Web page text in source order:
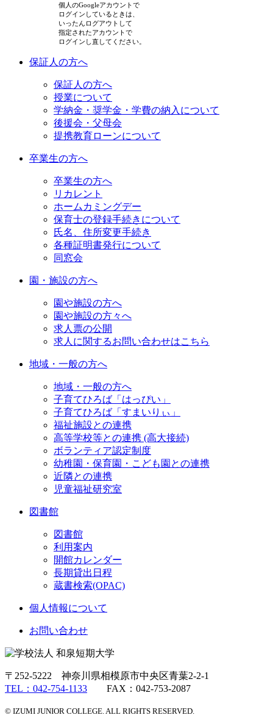
個人のGoogleアカウントで
ログインしているときは、
いったんログアウトして
指定されたアカウントで
ログインし直してください。
保証人の方へ
保証人の方へ
授業について
学納金・奨学金・学費の納入について
後援会・父母会
提携教育ローンについて
卒業生の方へ
卒業生の方へ
リカレント
ホームカミングデー
保育士の登録手続きについて
氏名、住所変更手続き
各種証明書発行について
同窓会
園・施設の方へ
園や施設の方へ
園や施設の方々へ
求人票の公開
求人に関するお問い合わせはこちら
地域・一般の方へ
地域・一般の方へ
子育てひろば「はっぴい」
子育てひろば「すまいりぃ」
福祉施設との連携
高等学校等との連携 (高大接続)
ボランティア認定制度
幼稚園・保育園・こども園との連携
近隣との連携
児童福祉研究室
図書館
図書館
利用案内
開館カレンダー
長期貸出日程
蔵書検索(OPAC)
個人情報について
お問い合わせ
〒252-5222 神奈川県相模原市中央区青葉2-2-1
TEL：042-754-1133 FAX：042-753-2087
© IZUMI JUNIOR COLLEGE. ALL RIGHTS RESERVED.